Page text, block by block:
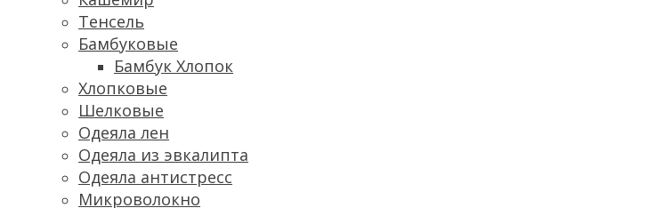
Тенсель
Бамбуковые
Бамбук Хлопок
Хлопковые
Шелковые
Одеяла лен
Одеяла из эвкалипта
Одеяла антистресс
Микроволокно